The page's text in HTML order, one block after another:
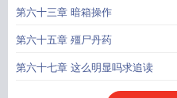
第六十三章 暗箱操作
第六十五章 殭尸丹药
第六十七章 这么明显吗求追读